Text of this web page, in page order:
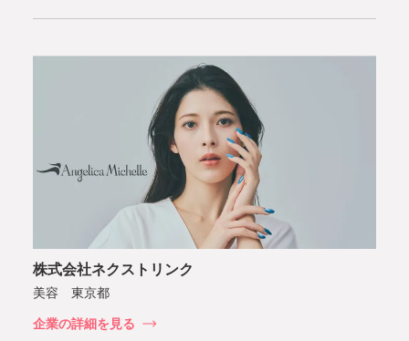
株式会社ネクストリンク
美容 東京都
企業の詳細を見る